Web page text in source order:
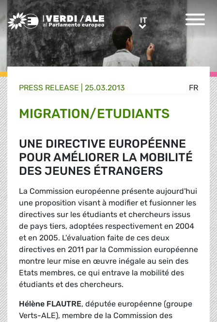
Greens/EFA Home ITIT
FR
PRESS RELEASE | 25.03.2013
MIGRATION/ETUDIANTS
UNE DIRECTIVE EUROPÉENNE
POUR AMÉLIORER LA MOBILITÉ
DES JEUNES ÉTRANGERS
La Commission européenne présente aujourd'hui
une proposition visant à modifier et fusionner les
directives sur les étudiants et chercheurs issus
de pays tiers, adoptées respectivement en 2004
et en 2005. L'évaluation faite de ces deux
directives en 2011 par la Commission européenne
montre leur mise en œuvre inégale au sein des
Etats membres, ce qui entrave la mobilité des
étudiants et des chercheurs.
Hélène FLAUTRE, députée européenne (groupe
Verts-ALE), membre de la Commission des